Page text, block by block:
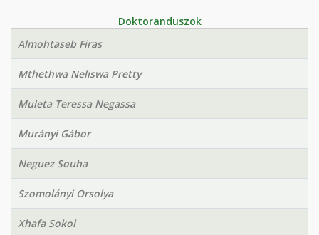
Doktoranduszok
Almohtaseb Firas
Mthethwa Neliswa Pretty
Muleta Teressa Negassa
Murányi Gábor
Neguez Souha
Szomolányi Orsolya
Xhafa Sokol